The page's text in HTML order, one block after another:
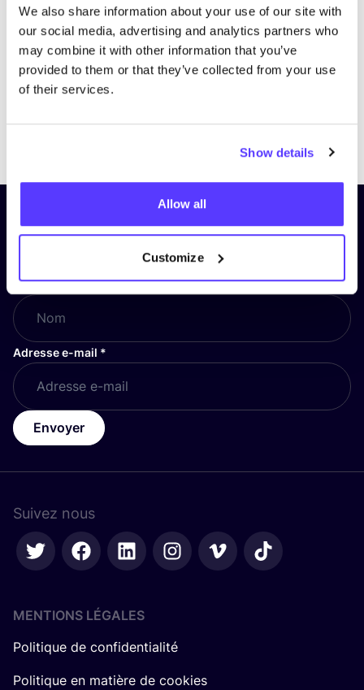
We also share information about your use of our site with
our social media, advertising and analytics partners who
may combine it with other information that you’ve
provided to them or that they’ve collected from your use
of their services.
Show details
Allow all
Customize
Inscrivez-vous à notre lettre
d’information et restez informé !
Nom*
Adresse e-mail *
Envoyer
Suivez nous
MENTIONS LÉGALES
Politique de confidentialité
Politique en matière de cookies